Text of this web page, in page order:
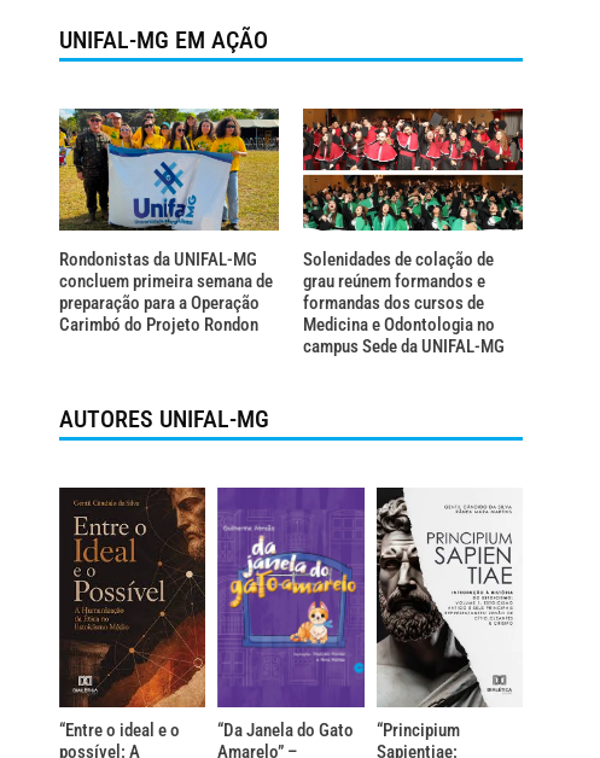
UNIFAL-MG EM AÇÃO
Rondonistas da UNIFAL-MG
concluem primeira semana de
preparação para a Operação
Carimbó do Projeto Rondon
Solenidades de colação de
grau reúnem formandos e
formandas dos cursos de
Medicina e Odontologia no
campus Sede da UNIFAL-MG
AUTORES UNIFAL-MG
“Entre o ideal e o
possível: A
“Da Janela do Gato
Amarelo” –
“Principium
Sapientiae: